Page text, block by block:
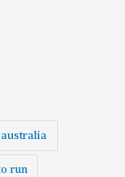
australia
run